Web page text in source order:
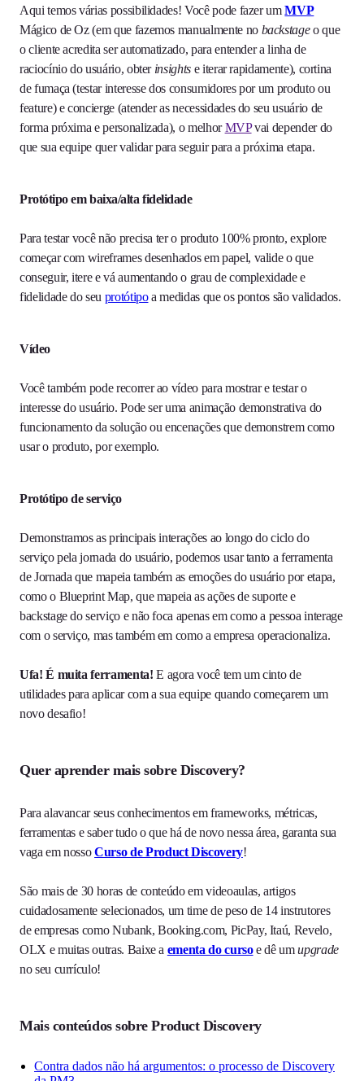
Aqui temos várias possibilidades! Você pode fazer umMVP
Mágico de Oz (em que fazemos manualmente no backstageo que
o cliente acredita ser automatizado, para entender a linha de
raciocínio do usuário, obter insights e iterar rapidamente), cortina
de fumaça (testar interesse dos consumidores por um produto ou
feature) e concierge (atender as necessidades do seu usuário de
forma próxima e personalizada), o melhorMVPvai depender do
que sua equipe quer validar para seguir para a próxima etapa.
Protótipo em baixa/alta fidelidade
Para testar você não precisa ter o produto 100% pronto, explore
começar com wireframes desenhados em papel, valide o que
conseguir, itere e vá aumentando o grau de complexidade e
fidelidade do seu protótipoa medidas que os pontos são validados.
Vídeo
Você também pode recorrer ao vídeo para mostrar e testar o
interesse do usuário. Pode ser uma animação demonstrativa do
funcionamento da solução ou encenações que demonstrem como
usar o produto, por exemplo.
Protótipo de serviço
Demonstramos as principais interações ao longo do ciclo do
serviço pela jornada do usuário, podemos usar tanto a ferramenta
de Jornada que mapeia também as emoções do usuário por etapa,
como o Blueprint Map, que mapeia as ações de suporte e
backstage do serviço e não foca apenas em como a pessoa interage
com o serviço, mas também em como a empresa operacionaliza.
Ufa! É muita ferramenta! E agora você tem um cinto de
utilidades para aplicar com a sua equipe quando começarem um
novo desafio!
Quer aprender mais sobre Discovery?
Para alavancar seus conhecimentos em frameworks, métricas,
ferramentas e saber tudo o que há de novo nessa área, garanta sua
vaga em nossoCurso de Product Discovery!
São mais de 30 horas de conteúdo em videoaulas, artigos
cuidadosamente selecionados, um time de peso de 14 instrutores
de empresas como Nubank, Booking.com, PicPay, Itaú, Revelo,
OLX e muitas outras. Baixe a ementa do cursoe dê umupgrade
no seu currículo!
Mais conteúdos sobre Product Discovery
Contra dados não há argumentos: o processo de Discovery